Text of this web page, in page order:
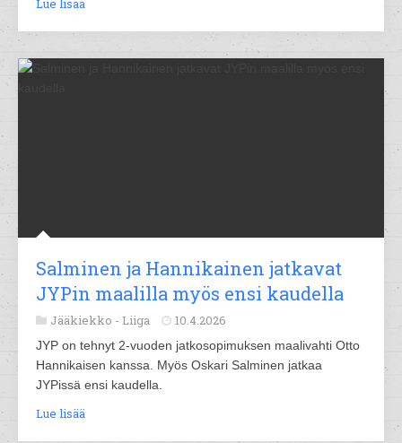
Lue lisää
Salminen ja Hannikainen jatkavat
JYPin maalilla myös ensi kaudella
Jääkiekko - Liiga 10.4.2026
JYP on tehnyt 2-vuoden jatkosopimuksen maalivahti Otto
Hannikaisen kanssa. Myös Oskari Salminen jatkaa
JYPissä ensi kaudella.
Lue lisää